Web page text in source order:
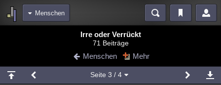
Menschen
Blogs
Chat Wiki Neuigkeiten
meine Rubriken
Irre oder Verrückt
71 Beiträge
Menschen Mehr
Seite 3 / 4